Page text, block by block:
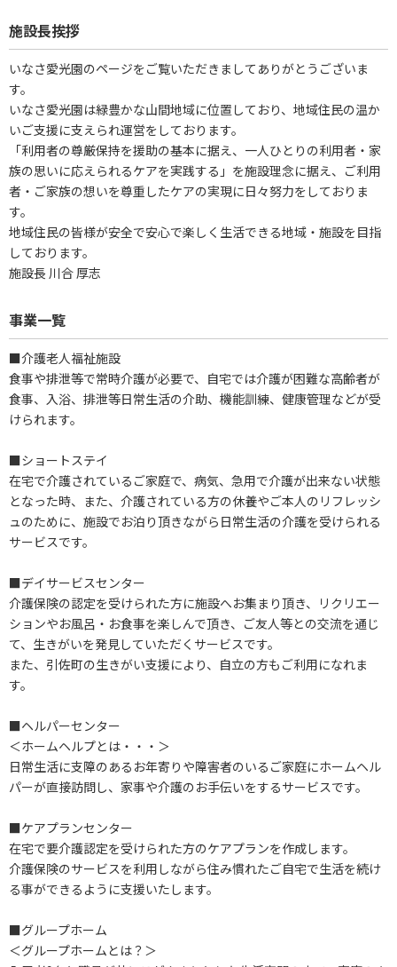
施設長挨拶
いなさ愛光園のページをご覧いただきましてありがとうございま
す。
いなさ愛光園は緑豊かな山間地域に位置しており、地域住民の温か
いご支援に支えられ運営をしております。
「利用者の尊厳保持を援助の基本に据え、一人ひとりの利用者・家
族の思いに応えられるケアを実践する」を施設理念に据え、ご利用
者・ご家族の想いを尊重したケアの実現に日々努力をしておりま
す。
地域住民の皆様が安全で安心で楽しく生活できる地域・施設を目指
しております。
施設長 川合 厚志
事業一覧
■介護老人福祉施設
食事や排泄等で常時介護が必要で、自宅では介護が困難な高齢者が
食事、入浴、排泄等日常生活の介助、機能訓練、健康管理などが受
けられます。
■ショートステイ
在宅で介護されているご家庭で、病気、急用で介護が出来ない状態
となった時、また、介護されている方の休養やご本人のリフレッシ
ュのために、施設でお泊り頂きながら日常生活の介護を受けられる
サービスです。
■デイサービスセンター
介護保険の認定を受けられた方に施設へお集まり頂き、リクリエー
ションやお風呂・お食事を楽しんで頂き、ご友人等との交流を通じ
て、生きがいを発見していただくサービスです。
また、引佐町の生きがい支援により、自立の方もご利用になれま
す。
■ヘルパーセンター
＜ホームヘルプとは・・・＞
日常生活に支障のあるお年寄りや障害者のいるご家庭にホームヘル
パーが直接訪問し、家事や介護のお手伝いをするサービスです。
■ケアプランセンター
在宅で要介護認定を受けられた方のケアプランを作成します。
介護保険のサービスを利用しながら住み慣れたご自宅で生活を続け
る事ができるように支援いたします。
■グループホーム
＜グループホームとは？＞